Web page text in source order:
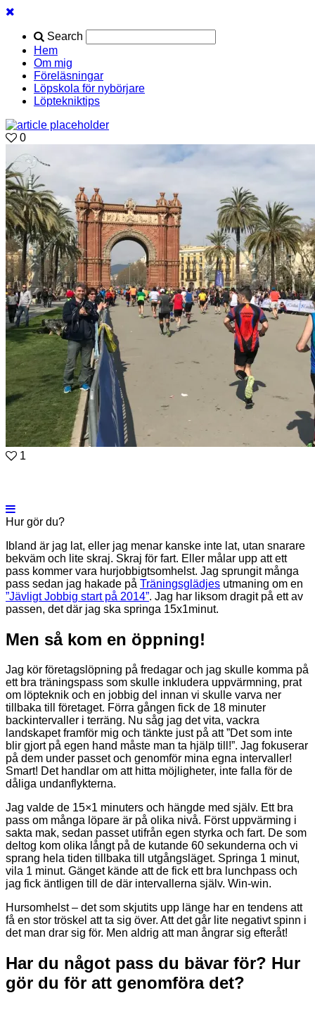
Search
Hem
Om mig
Föreläsningar
Löpskola för nybörjare
Löptekniktips
0
1
Hur gör du?
Ibland är jag lat, eller jag menar kanske inte lat, utan snarare
bekväm och lite skraj. Skraj för fart. Eller målar upp att ett
pass kommer vara hurjobbigtsomhelst. Jag sprungit många
pass sedan jag hakade på Träningsglädjes utmaning om en
”Jävligt Jobbig start på 2014”. Jag har liksom dragit på ett av
passen, det där jag ska springa 15x1minut.
Men så kom en öppning!
Jag kör företagslöpning på fredagar och jag skulle komma på
ett bra träningspass som skulle inkludera uppvärmning, prat
om löpteknik och en jobbig del innan vi skulle varva ner
tillbaka till företaget. Förra gången fick de 18 minuter
backintervaller i terräng. Nu såg jag det vita, vackra
landskapet framför mig och tänkte just på att ”Det som inte
blir gjort på egen hand måste man ta hjälp till!”. Jag fokuserar
på dem under passet och genomför mina egna intervaller!
Smart! Det handlar om att hitta möjligheter, inte falla för de
dåliga undanflykterna.
Jag valde de 15×1 minuters och hängde med själv. Ett bra
pass om många löpare är på olika nivå. Först uppvärming i
sakta mak, sedan passet utifrån egen styrka och fart. De som
deltog kom olika långt på de kutande 60 sekunderna och vi
sprang hela tiden tillbaka till utgångsläget. Springa 1 minut,
vila 1 minut. Gänget kände att de fick ett bra lunchpass och
jag fick äntligen till de där intervallerna själv. Win-win.
Hursomhelst – det som skjutits upp länge har en tendens att
få en stor tröskel att ta sig över. Att det går lite negativt spinn i
det man drar sig för. Men aldrig att man ångrar sig efteråt!
Har du något pass du bävar för? Hur
gör du för att genomföra det?